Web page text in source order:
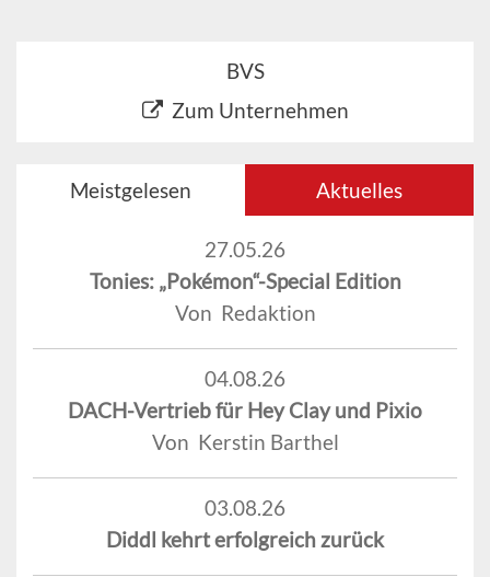
BVS
Zum Unternehmen
Meistgelesen Aktuelles
27.05.26
Tonies: „Pokémon“-Special Edition
Von Redaktion
04.08.26
DACH-Vertrieb für Hey Clay und Pixio
Von Kerstin Barthel
03.08.26
Diddl kehrt erfolgreich zurück